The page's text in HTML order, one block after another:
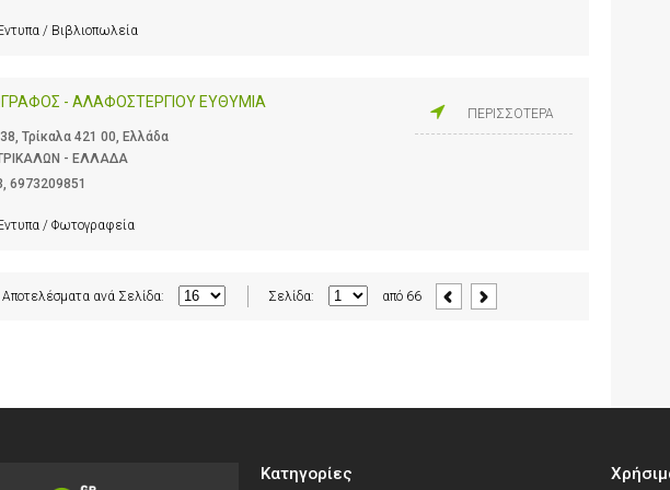
/ Βιβλιοπωλεία
- ΑΛΑΦΟΣΤΕΡΓΙΟΥ ΕΥΘΥΜΙΑ
Τρίκαλα 421 00, Ελλάδα
- ΕΛΛΑΔΑ
, 6973209851
/ Φωτογραφεία
ΠΕΡΙΣΣΟΤΕΡΑ
Αποτελέσματα ανά Σελίδα: Σελίδα: από 66
Κατηγορίες